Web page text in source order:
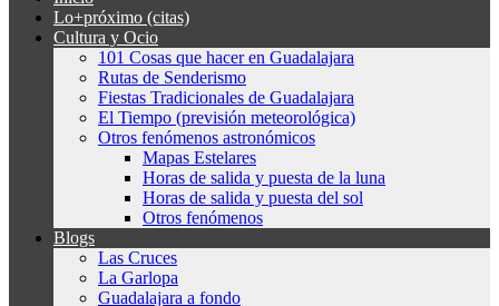
Lo+próximo (citas)
Cultura y Ocio
101 Cosas que hacer en Guadalajara
Rutas de Senderismo
Fiestas Tradicionales de Guadalajara
El Tiempo (previsión meteorológica)
Otros fenómenos astronómicos
Mapas Estelares
Horas de salida y puesta de la luna
Horas de salida y puesta del sol
Otros fenómenos
Blogs
Las Cruces
La Garlopa
Guadalajara a fondo